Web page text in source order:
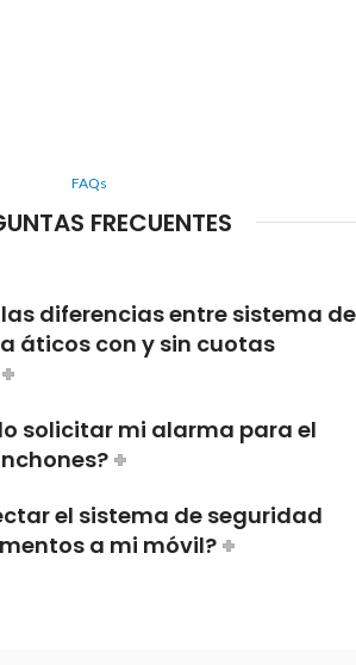
FAQs
FRECUENTES
diferencias entre sistema de
áticos con y sin cuotas
solicitar mi alarma para el
el sistema de seguridad
a mi móvil?